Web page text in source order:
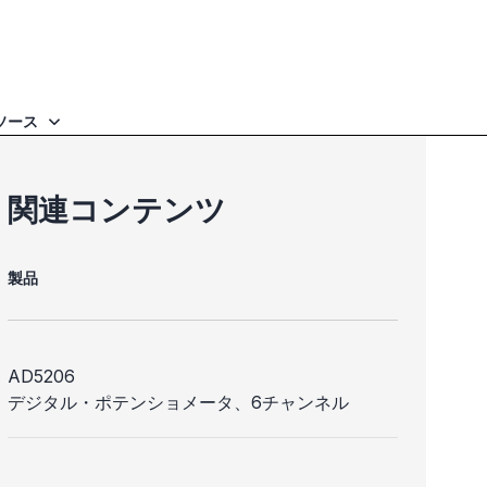
ース
関連コンテンツ
製品
AD5206
デジタル・ポテンショメータ、6チャンネル